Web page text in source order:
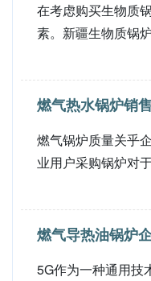
在考虑购买生物质
素。新疆生物质锅
燃气热水锅炉销
燃气锅炉质量关乎
业用户采购锅炉对
燃气导热油锅炉
5G作为一种通用技